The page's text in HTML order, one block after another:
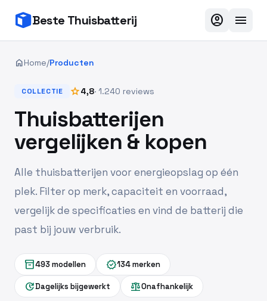
Beste Thuisbatterij account_circle menu
homeHome/Producten
COLLECTIE star4,8· 1.240 reviews
Thuisbatterijen
vergelijken & kopen
Alle thuisbatterijen voor energieopslag op één
plek. Filter op merk, capaciteit en voorraad,
vergelijk de specificaties en vind de batterij die
past bij jouw verbruik.
inventory_2493 modellen verified134 merken
updateDagelijks bijgewerkt balanceOnafhankelijk